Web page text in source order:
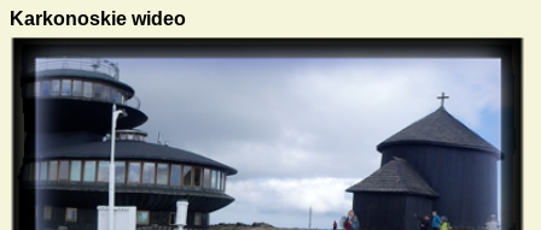
Karkonoskie wideo